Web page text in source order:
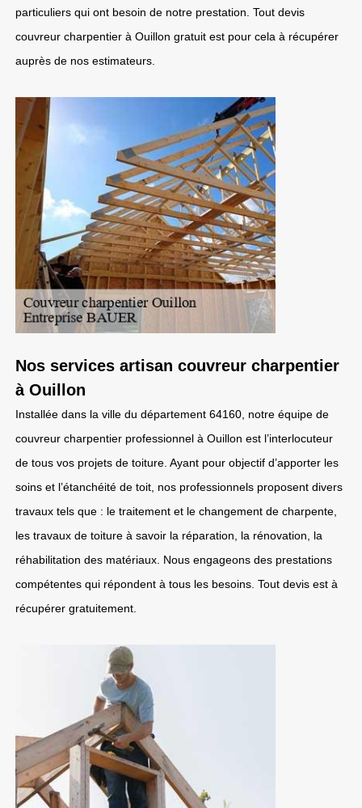
particuliers qui ont besoin de notre prestation. Tout devis
couvreur charpentier à Ouillon gratuit est pour cela à récupérer
auprès de nos estimateurs.
Nos services artisan couvreur charpentier
à Ouillon
Installée dans la ville du département 64160, notre équipe de
couvreur charpentier professionnel à Ouillon est l’interlocuteur
de tous vos projets de toiture. Ayant pour objectif d’apporter les
soins et l’étanchéité de toit, nos professionnels proposent divers
travaux tels que : le traitement et le changement de charpente,
les travaux de toiture à savoir la réparation, la rénovation, la
réhabilitation des matériaux. Nous engageons des prestations
compétentes qui répondent à tous les besoins. Tout devis est à
récupérer gratuitement.